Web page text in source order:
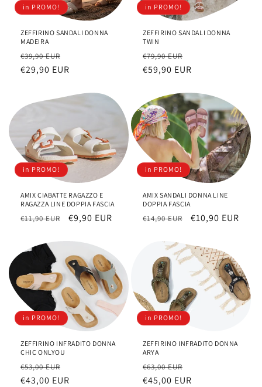
in PROMO!
ZEFFIRINO SANDALI DONNA
MADEIRA
Prezzo
di
€39,90 EUR
scontato
€29,90 EUR
in PROMO!
ZEFFIRINO SANDALI DONNA
TWIN
Prezzo
di
€79,90 EUR
scontato
€59,90 EUR
in PROMO!
AMIX CIABATTE RAGAZZO E
RAGAZZA LINE DOPPIA FASCIA
Prezzo
listino
€11,90 EUR
Prezzo
€9,90 EUR
in PROMO!
AMIX SANDALI DONNA LINE
DOPPIA FASCIA
Prezzo
listino
€14,90 EUR
Prezzo
€10,90 EUR
in PROMO!
ZEFFIRINO INFRADITO DONNA
CHIC ONLYOU
Prezzo
di
€53,00 EUR
scontato
€43,00 EUR
in PROMO!
ZEFFIRINO INFRADITO DONNA
ARYA
Prezzo
di
€63,00 EUR
scontato
€45,00 EUR